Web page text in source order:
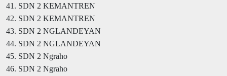
41. SDN 2 KEMANTREN
42. SDN 2 KEMANTREN
43. SDN 2 NGLANDEYAN
44. SDN 2 NGLANDEYAN
45. SDN 2 Ngraho
46. SDN 2 Ngraho